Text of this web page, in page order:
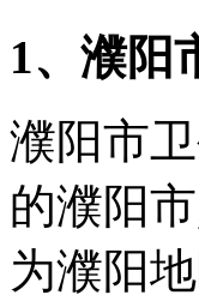
1、濮阳
濮阳市
的濮阳
为濮阳